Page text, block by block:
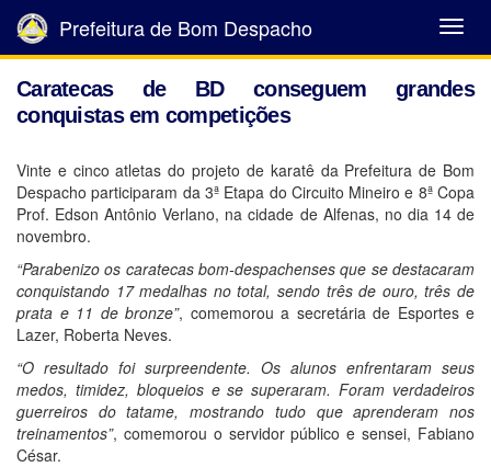
Abrir
Menu
Prefeitura de Bom Despacho
Caratecas de BD conseguem grandes
conquistas em competições
Vinte e cinco atletas do projeto de karatê da Prefeitura de Bom
Despacho participaram da 3ª Etapa do Circuito Mineiro e 8ª Copa
Prof. Edson Antônio Verlano, na cidade de Alfenas, no dia 14 de
novembro.
“Parabenizo os caratecas bom-despachenses que se destacaram
conquistando 17 medalhas no total, sendo três de ouro, três de
prata e 11 de bronze”, comemorou a secretária de Esportes e
Lazer, Roberta Neves.
“O resultado foi surpreendente. Os alunos enfrentaram seus
medos, timidez, bloqueios e se superaram. Foram verdadeiros
guerreiros do tatame, mostrando tudo que aprenderam nos
treinamentos”, comemorou o servidor público e sensei, Fabiano
César.